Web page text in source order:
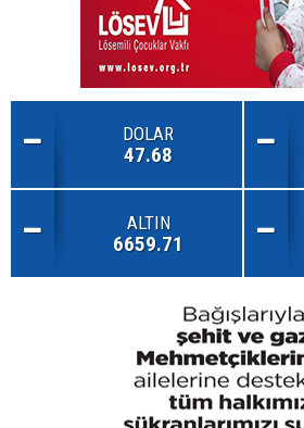
DOLAR
47.68
ALTIN
6659.71